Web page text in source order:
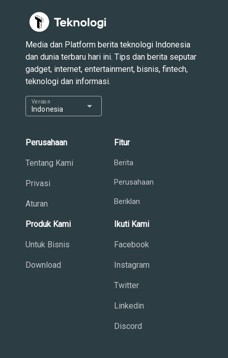
Media dan Platform berita teknologi Indonesia
dan dunia terbaru hari ini. Tips dan berita seputar
gadget, internet, entertainment, bisnis, fintech,
teknologi dan informasi.
Indonesia
Version arrow_drop_down
Perusahaan
Tentang Kami
Privasi
Aturan
Fitur
Berita
Perusahaan
Beriklan
Produk Kami
Untuk Bisnis
Download
Ikuti Kami
Facebook
Instagram
Twitter
Linkedin
Discord